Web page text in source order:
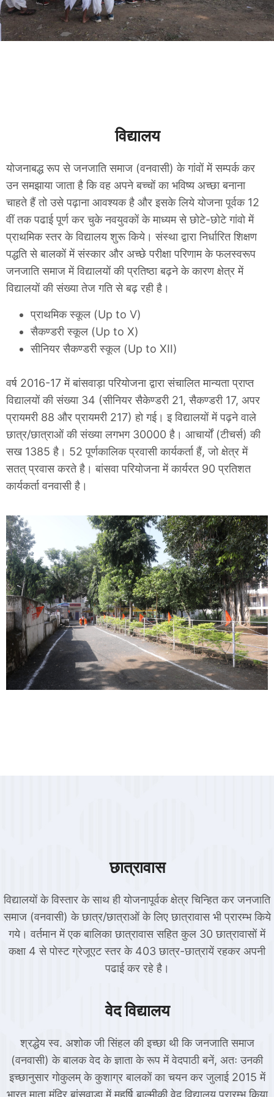
विद्यालय
योजनाबद्ध रूप से जनजाति समाज (वनवासी) के गांवों में सम्पर्क कर
उन समझाया जाता है कि वह अपने बच्चों का भविष्य अच्छा बनाना
चाहते हैं तो उसे पढ़ाना आवश्यक है और इसके लिये योजना पूर्वक 12
वीं तक पढाई पूर्ण कर चुके नवयुवकों के माध्यम से छोटे-छोटे गांवो में
प्राथमिक स्तर के विद्यालय शुरू किये। संस्था द्वारा निर्धारित शिक्षण
पद्धति से बालकों में संस्कार और अच्छे परीक्षा परिणाम के फलस्वरूप
जनजाति समाज में विद्यालयों की प्रतिष्ठा बढ़ने के कारण क्षेत्र में
विद्यालयों की संख्या तेज गति से बढ़ रही है।
प्राथमिक स्कूल (Up to V)
सैकण्डरी स्कूल (Up to X)
सीनियर सैकण्डरी स्कूल (Up to XII)
वर्ष 2016-17 में बांसवाड़ा परियोजना द्वारा संचालित मान्यता प्राप्त
विद्यालयों की संख्या 34 (सीनियर सैकेण्डरी 21, सैकण्डरी 17, अपर
प्रायमरी 88 और प्रायमरी 217) हो गई। इ विद्यालयों में पढ़ने वाले
छात्र/छात्राओं की संख्या लगभग 30000 है। आचार्यों (टीचर्स) की
सख 1385 है। 52 पूर्णकालिक प्रवासी कार्यकर्ता हैं, जो क्षेत्र में
सतत् प्रवास करते है। बांसवा परियोजना में कार्यरत 90 प्रतिशत
कार्यकर्ता वनवासी है।
छात्रावास
विद्यालयों के विस्तार के साथ ही योजनापूर्वक क्षेत्र चिन्हित कर जनजाति
समाज (वनवासी) के छात्र/छात्राओं के लिए छात्रावास भी प्रारम्भ किये
गये। वर्तमान में एक बालिका छात्रावास सहित कुल 30 छात्रावासों में
कक्षा 4 से पोस्ट ग्रेजूएट स्तर के 403 छात्र-छात्रायें रहकर अपनी
पढाई कर रहे है।
वेद विद्यालय
श्रद्धेय स्व. अशोक जी सिंहल की इच्छा थी कि जनजाति समाज
(वनवासी) के बालक वेद के ज्ञाता के रूप में वेदपाठी बनें, अतः उनकी
इच्छानुसार गोकुलम् के कुशाग्र बालकों का चयन कर जुलाई 2015 में
भारत माता मंदिर बांसवाडा में महर्षि बाल्मीकी वेद विद्यालय प्रारम्भ किया